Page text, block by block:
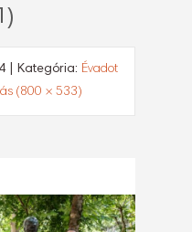
| Kategória: Évadot
(800 × 533)